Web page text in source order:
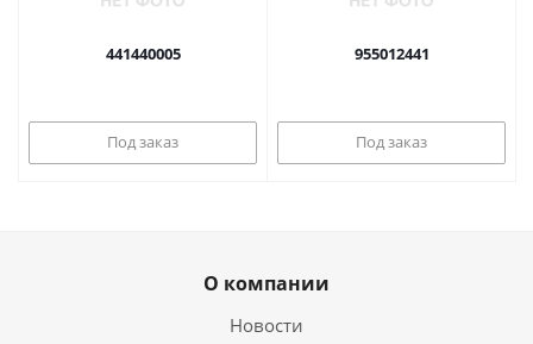
441440005
Под заказ
955012441
Под заказ
О компании
Новости